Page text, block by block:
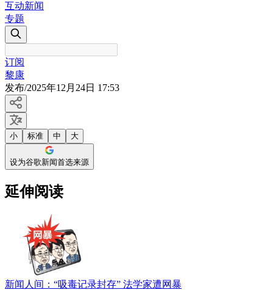
互动新闻
专题
订阅
黎康
发布/2025年12月24日 17:53
小 标准 中 大
设为谷歌新闻首选来源
延伸阅读
新闻人间：“吸毒记录封存” 法学家遭网暴